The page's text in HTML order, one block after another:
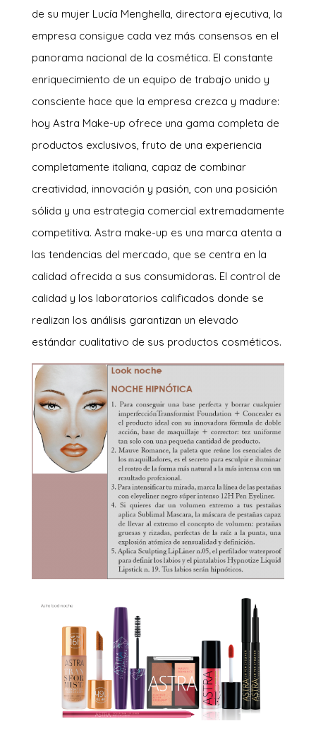
de su mujer Lucía Menghella, directora ejecutiva, la
empresa consigue cada vez más consensos en el
panorama nacional de la cosmética. El constante
enriquecimiento de un equipo de trabajo unido y
consciente hace que la empresa crezca y madure:
hoy Astra Make-up ofrece una gama completa de
productos exclusivos, fruto de una experiencia
completamente italiana, capaz de combinar
creatividad, innovación y pasión, con una posición
sólida y una estrategia comercial extremadamente
competitiva. Astra make-up es una marca atenta a
las tendencias del mercado, que se centra en la
calidad ofrecida a sus consumidoras. El control de
calidad y los laboratorios calificados donde se
realizan los análisis garantizan un elevado
estándar cualitativo de sus productos cosméticos.